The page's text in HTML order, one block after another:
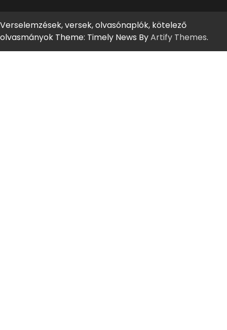
Verselemzések, versek, olvasónaplók, kötelező
olvasmányok Theme: Timely News ByArtify Themes.